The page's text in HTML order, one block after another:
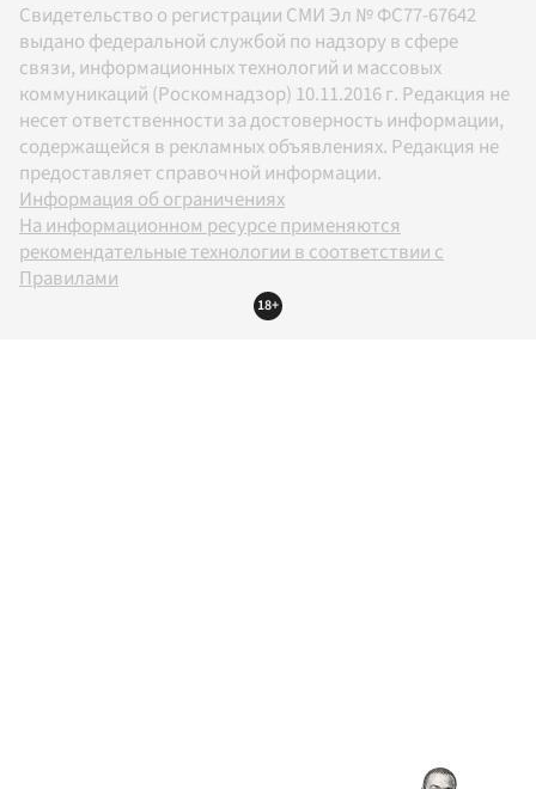
Свидетельство о регистрации СМИ Эл № ФС77-67642
выдано федеральной службой по надзору в сфере
связи, информационных технологий и массовых
коммуникаций (Роскомнадзор) 10.11.2016 г. Редакция не
несет ответственности за достоверность информации,
содержащейся в рекламных объявлениях. Редакция не
предоставляет справочной информации.
Информация об ограничениях
На информационном ресурсе применяются
рекомендательные технологии в соответствии с
Правилами
18+